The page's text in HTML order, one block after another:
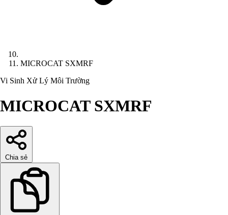
MICROCAT SXMRF
Vi Sinh Xử Lý Môi Trường
MICROCAT SXMRF
Chia sẻ